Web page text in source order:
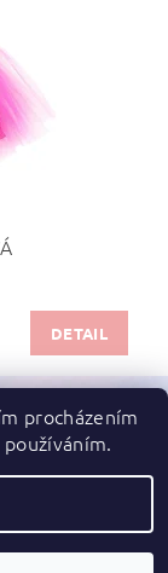
DETAIL
procházením